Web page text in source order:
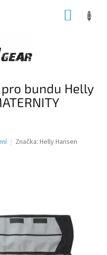
bundu Helly
Značka: Helly Hansen